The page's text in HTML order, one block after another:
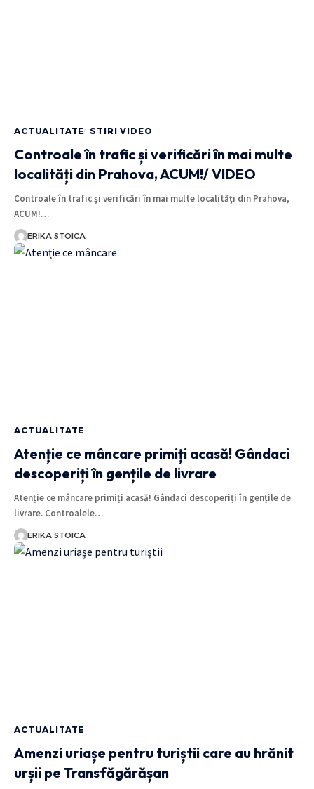
ACTUALITATE STIRI VIDEO
Controale în trafic și verificări în mai multe
localități din Prahova, ACUM!/ VIDEO
Controale în trafic și verificări în mai multe localități din Prahova,
ACUM!…
ERIKA STOICA
ACTUALITATE
Atenție ce mâncare primiți acasă! Gândaci
descoperiți în gențile de livrare
Atenție ce mâncare primiți acasă! Gândaci descoperiți în gențile de
livrare. Controalele…
ERIKA STOICA
ACTUALITATE
Amenzi uriașe pentru turiștii care au hrănit
urșii pe Transfăgărășan